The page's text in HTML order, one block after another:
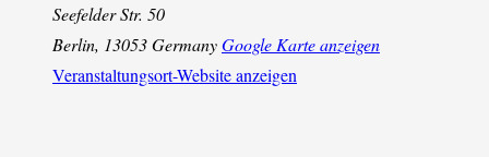
Seefelder Str. 50
Berlin, 13053GermanyGoogle Karte anzeigen
Veranstaltungsort-Website anzeigen